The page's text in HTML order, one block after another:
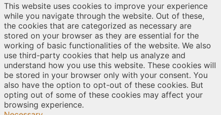
This website uses cookies to improve your experience
while you navigate through the website. Out of these,
the cookies that are categorized as necessary are
stored on your browser as they are essential for the
working of basic functionalities of the website. We also
use third-party cookies that help us analyze and
understand how you use this website. These cookies will
be stored in your browser only with your consent. You
also have the option to opt-out of these cookies. But
opting out of some of these cookies may affect your
browsing experience.